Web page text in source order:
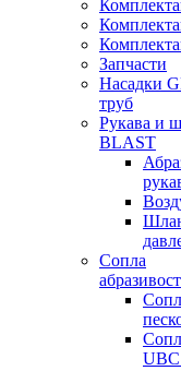
Запчасти
Насадки
труб
Рукава и
BLAST
Сопла